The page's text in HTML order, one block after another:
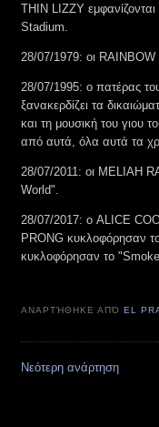
THIN LIZZY
Stadium.
28/07/1979: οι
28/07/1995: ο πατέρας
ξανακερδίζει τα
και τη μουσική του γιου
από αυτά, όλα αυτά τα
28/07/2011: οι MELIAH
World".
28/07/2017: ο ALICE
PRONG κυκλοφόρησαν
κυκλοφόρησαν το
ΑΝΑΡΤΉΘΗΚΕ ΑΠΌEL
Νεότερη ανάρτηση